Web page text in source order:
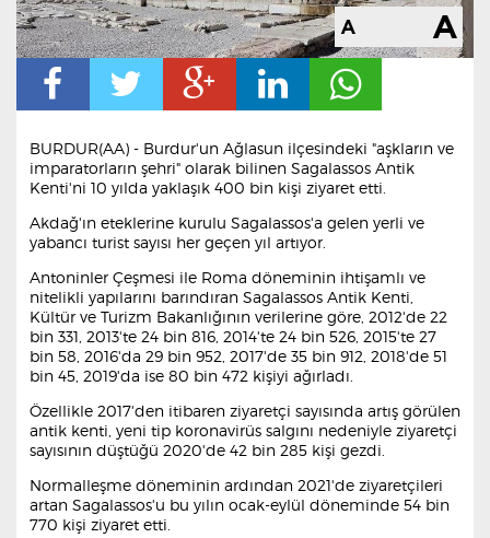
BURDUR(AA) - Burdur'un Ağlasun ilçesindeki "aşkların ve
imparatorların şehri" olarak bilinen Sagalassos Antik
Kenti'ni 10 yılda yaklaşık 400 bin kişi ziyaret etti.
Akdağ'ın eteklerine kurulu Sagalassos'a gelen yerli ve
yabancı turist sayısı her geçen yıl artıyor.
Antoninler Çeşmesi ile Roma döneminin ihtişamlı ve
nitelikli yapılarını barındıran Sagalassos Antik Kenti,
Kültür ve Turizm Bakanlığının verilerine göre, 2012'de 22
bin 331, 2013'te 24 bin 816, 2014'te 24 bin 526, 2015'te 27
bin 58, 2016'da 29 bin 952, 2017'de 35 bin 912, 2018'de 51
bin 45, 2019'da ise 80 bin 472 kişiyi ağırladı.
Özellikle 2017'den itibaren ziyaretçi sayısında artış görülen
antik kenti, yeni tip koronavirüs salgını nedeniyle ziyaretçi
sayısının düştüğü 2020'de 42 bin 285 kişi gezdi.
Normalleşme döneminin ardından 2021'de ziyaretçileri
artan Sagalassos'u bu yılın ocak-eylül döneminde 54 bin
770 kişi ziyaret etti.